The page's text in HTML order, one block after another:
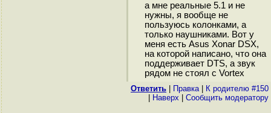
а мне реальные 5.1 и не
нужны, я вообще не
пользуюсь колонками, а
только наушниками. Вот у
меня есть Asus Xonar DSX,
на которой написано, что она
поддерживает DTS, а звук
рядом не стоял с Vortex
Ответить Правка|
К родителю #150
Наверх Cообщить модератору